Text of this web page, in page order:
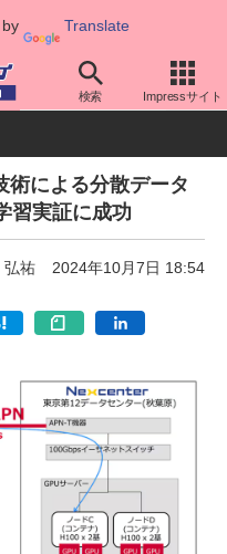
Translate
検索 Impressサイト
ネットワーク/技術
術による分散データ
習実証に成功
弘祐 2024年10月7日 18:54